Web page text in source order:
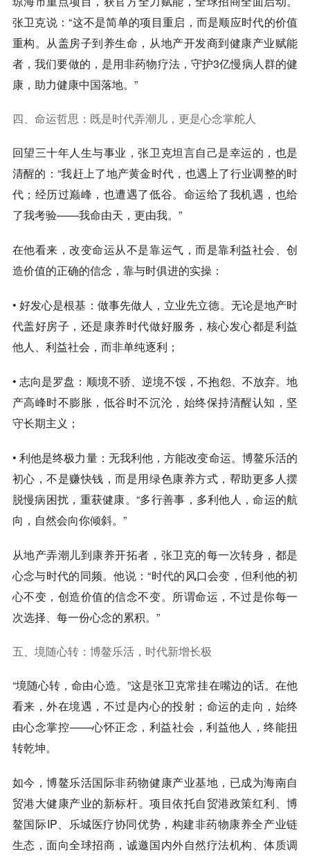
张卫克说：“这不是简单的项目重启，而是顺应时代的价值
重构。从盖房子到养生命，从地产开发商到健康产业赋能
者，我们要做的，是用非药物疗法，守护3亿慢病人群的健
康，助力健康中国落地。”
四、命运哲思：既是时代弄潮儿，更是心念掌舵人
回望三十年人生与事业，张卫克坦言自己是幸运的，也是
清醒的 ：“我赶上了地产黄金时代，也遇上了行业调整的时
代；经历过巅峰，也遭遇了低谷。命运给了我机遇，也给
了我考验——我命由天，更由我。”
在他看来，改变命运从不是靠运气，而是靠利益社会、创
造价值的正确的信念，靠与时俱进的实操：
• 好发心是根基 ：做事先做人，立业先立德。无论是地产时
代盖好房子，还是康养时代做好服务，核心发心都是利益
他人、利益社会 ，而非单纯逐利；
• 志向是罗盘 ：顺境不骄、逆境不馁，不抱怨、不放弃。地
产高峰时不膨胀，低谷时不沉沦，始终保持清醒认知，坚
守长期主义；
• 利他是终极力量： 无我利他，方能改变命运。博鳌乐活的
初心，不是赚快钱，而是用绿色康养方式，帮助更多人摆
脱慢病困扰，重获健康。“多行善事，多利他人，命运的航
向，自然会向你倾斜。”
从地产弄潮儿到康养开拓者，张卫克的每一次转身，都是
心念与时代的同频。他说：“时代的风口会变，但利他的初
心不变，创造价值的信念不变。所谓命运，不过是你每一
次选择、每一份心念的累积。”
五、境随心转：博鳌乐活，时代新增长极
“境随心转，命由心造。”这是张卫克常挂在嘴边的话。在他
看来，外在境遇，不过是内心的投射；命运的走向，始终
由心念掌控——心怀正念，利益社会，利益他人，终能扭
转乾坤。
如今，博鳌乐活国际非药物健康产业基地，已成为海南自
贸港大健康产业的新标杆。项目依托自贸港政策红利、博
鳌国际IP、乐城医疗协同优势，构建非药物康养全产业链
生态，面向全球招商，诚邀国内外自然疗法机构、体质调